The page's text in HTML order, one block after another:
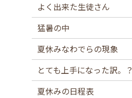
よく出来た生徒さん
猛暑の中
夏休みなわでらの現象
とても上手になった訳。？
夏休みの日程表